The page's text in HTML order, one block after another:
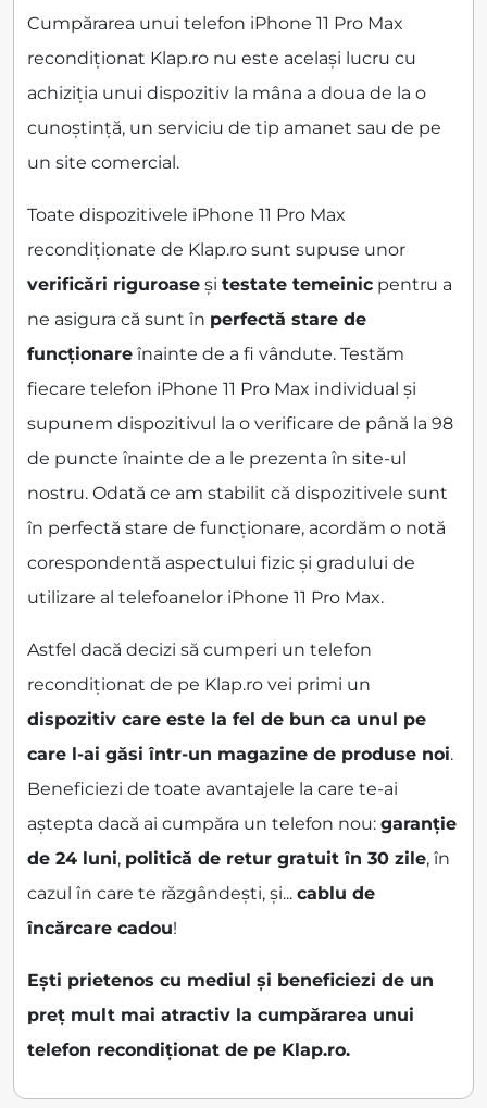
Cumpărarea unui telefon iPhone 11 Pro Max
recondiționat Klap.ro nu este același lucru cu
achiziția unui dispozitiv la mâna a doua de la o
cunoștință, un serviciu de tip amanet sau de pe
un site comercial.
Toate dispozitivele iPhone 11 Pro Max
recondiționate de Klap.ro sunt supuse unor
verificări riguroase și testate temeinic pentru a
ne asigura că sunt în perfectă stare de
funcționare înainte de a fi vândute. Testăm
fiecare telefon iPhone 11 Pro Max individual și
supunem dispozitivul la o verificare de până la 98
de puncte înainte de a le prezenta în site-ul
nostru. Odată ce am stabilit că dispozitivele sunt
în perfectă stare de funcționare, acordăm o notă
corespondentă aspectului fizic și gradului de
utilizare al telefoanelor iPhone 11 Pro Max.
Astfel dacă decizi să cumperi un telefon
recondiționat de pe Klap.ro vei primi un
dispozitiv care este la fel de bun ca unul pe
care l-ai găsi într-un magazine de produse noi.
Beneficiezi de toate avantajele la care te-ai
aștepta dacă ai cumpăra un telefon nou: garanție
de 24 luni, politică de retur gratuit în 30 zile, în
cazul în care te răzgândești, și... cablu de
încărcare cadou!
Ești prietenos cu mediul și beneficiezi de un
preț mult mai atractiv la cumpărarea unui
telefon recondiționat de pe Klap.ro.